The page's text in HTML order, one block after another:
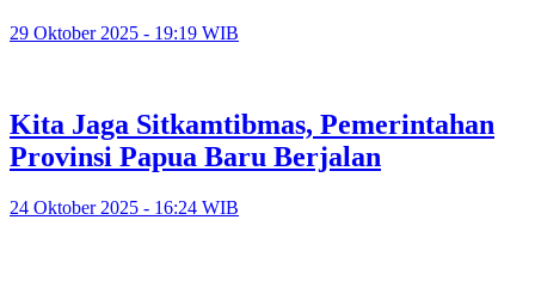
29 Oktober 2025 - 19:19 WIB
Kita Jaga Sitkamtibmas, Pemerintahan
Provinsi Papua Baru Berjalan
24 Oktober 2025 - 16:24 WIB